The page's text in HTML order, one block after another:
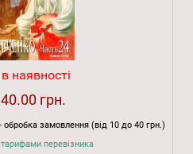
наявності
40.00 грн.
замовлення (від 10 до 40 грн.)
перевізника